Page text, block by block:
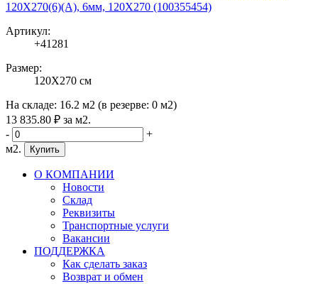
120X270(6)(A), 6мм, 120X270 (100355454)
Артикул:
+41281
Размер:
120X270 см
На складе: 16.2 м2 (в резерве: 0 м2)
13 835.80 ₽ за м2.
-
+
м2.
Купить
О КОМПАНИИ
Новости
Склад
Реквизиты
Транспортные услуги
Вакансии
ПОДДЕРЖКА
Как сделать заказ
Возврат и обмен